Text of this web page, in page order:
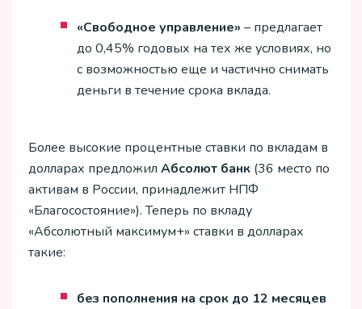
«Свободное управление» – предлагает
до 0,45% годовых на тех же условиях, но
с возможностью еще и частично снимать
деньги в течение срока вклада.
Более высокие процентные ставки по вкладам в
долларах предложил Абсолют банк (36 место по
активам в России, принадлежит НПФ
«Благосостояние»). Теперь по вкладу
«Абсолютный максимум+» ставки в долларах
такие:
без пополнения на срок до 12 месяцев